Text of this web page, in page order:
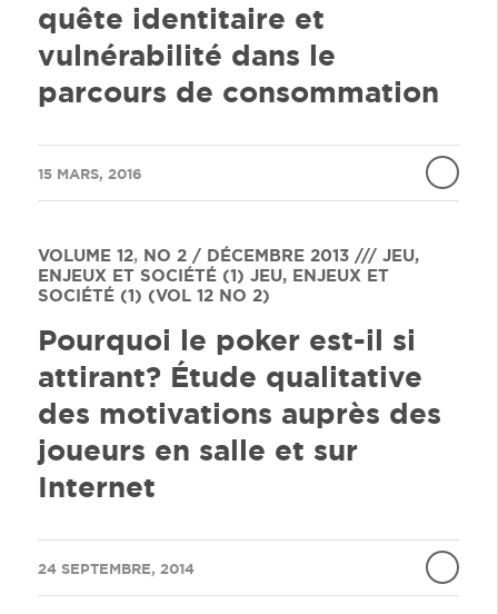
quête identitaire et
vulnérabilité dans le
parcours de consommation
15 MARS, 2016
VOLUME 12, NO 2 / DÉCEMBRE 2013 /// JEU,
ENJEUX ET SOCIÉTÉ (1) JEU, ENJEUX ET
SOCIÉTÉ (1) (VOL 12 NO 2)
Pourquoi le poker est-il si
attirant? Étude qualitative
des motivations auprès des
joueurs en salle et sur
Internet
24 SEPTEMBRE, 2014
/